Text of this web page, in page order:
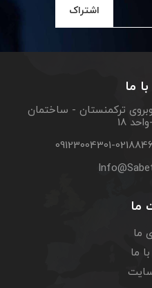
اشتراک
ما
ترکمنستان - ساختمان
18
ما
ما
ما